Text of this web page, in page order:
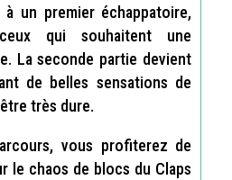
un premier échappatoire,
qui souhaitent une
La seconde partie devient
de belles sensations de
très dure.
vous profiterez de
le chaos de blocs du Claps